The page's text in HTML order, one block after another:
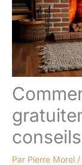
Par Pierre Morel /